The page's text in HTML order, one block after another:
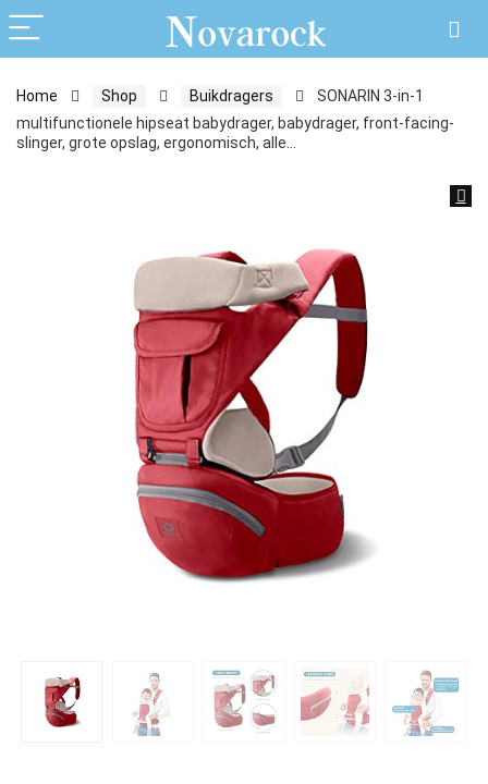
Home Shop Buikdragers
SONARIN 3-in-1
multifunctionele hipseat babydrager, babydrager, front-facing-
slinger, grote opslag, ergonomisch, alle…